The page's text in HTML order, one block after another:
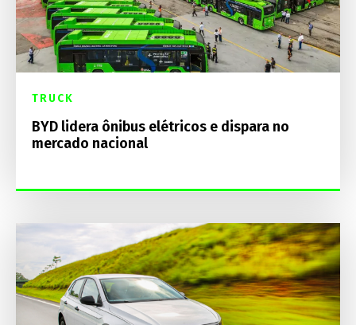
TRUCK
BYD lidera ônibus elétricos e dispara no
mercado nacional